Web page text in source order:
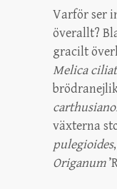
Varför ser
överallt?
gracilt
Melica
växterna
pulegioides
Origanum